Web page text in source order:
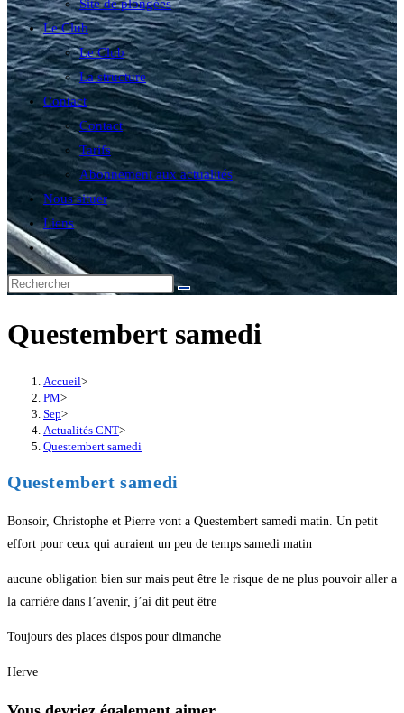
Site de plongées
Le Club
Le Club
La structure
Contact
Contact
Tarifs
Abonnement aux actualités
Nous situer
Liens
Toggle
website
search
Questembert samedi
Accueil>
PM>
Sep>
Actualités CNT>
Questembert samedi
Questembert samedi
Bonsoir, Christophe et Pierre vont a Questembert samedi matin. Un petit
effort pour ceux qui auraient un peu de temps samedi matin
aucune obligation bien sur mais peut être le risque de ne plus pouvoir aller a
la carrière dans l’avenir, j’ai dit peut être
Toujours des places dispos pour dimanche
Herve